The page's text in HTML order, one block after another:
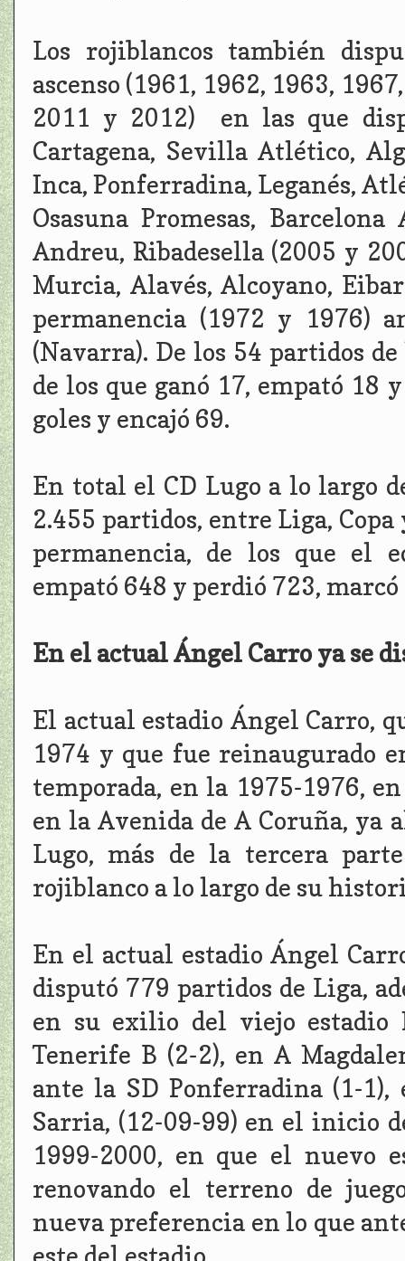
Los rojiblancos también
ascenso (1961, 1962, 1963,
2011 y 2012) en las que
Cartagena, Sevilla Atlético,
Inca, Ponferradina, Leganés,
Osasuna Promesas,
Andreu, Ribadesella (2005 y
Murcia, Alavés, Alcoyano,
permanencia (1972 y 1976)
(Navarra). De los 54 partidos
de los que ganó 17, empató 18
goles y encajó 69.
En total el CD Lugo a lo largo
2.455 partidos, entre Liga,
permanencia, de los que el
empató 648 y perdió 723,
En el actual Ángel Carro ya se
El actual estadio Ángel Carro,
1974 y que fue reinaugurado
temporada, en la 1975-1976,
en la Avenida de A Coruña, ya
Lugo, más de la tercera
rojiblanco a lo largo de su
En el actual estadio Ángel
disputó 779 partidos de Liga,
en su exilio del viejo estadio
Tenerife B (2-2), en A
ante la SD Ponferradina (1-
Sarria, (12-09-99) en el inicio
1999-2000, en que el nuevo
renovando el terreno de
nueva preferencia en lo que